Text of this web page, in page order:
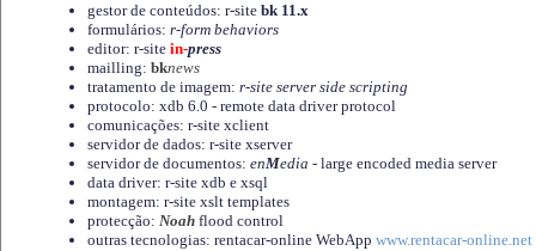
gestor de conteúdos: r-site bk 11.x
formulários: r-form behaviors
editor: r-site in-press
mailling: bknews
tratamento de imagem: r-site server side scripting
protocolo: xdb 6.0 - remote data driver protocol
comunicações: r-site xclient
servidor de dados: r-site xserver
servidor de documentos: enMedia - large encoded media server
data driver: r-site xdb e xsql
montagem: r-site xslt templates
protecção: Noah flood control
outras tecnologias: rentacar-online WebApp www.rentacar-online.net